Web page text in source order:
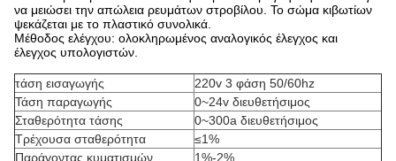
να μειώσει την απώλεια ρευμάτων στροβίλου. Το σώμα κιβωτίων
ψεκάζεται με το πλαστικό συνολικά.
Μέθοδος ελέγχου: ολοκληρωμένος αναλογικός έλεγχος και
έλεγχος υπολογιστών.
τάση εισαγωγής
220v 3 φάση 50/60hz
Τάση παραγωγής
0~24v διευθετήσιμος
Σταθερότητα τάσης
0~300a διευθετήσιμος
Τρέχουσα σταθερότητα
≤1%
Παράγοντας κυματισμών
1%-2%